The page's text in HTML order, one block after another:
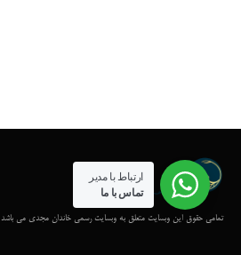
تمامی حقوق این وبسایت متعلق به وبسایت رسمی خاندان مجدی می باشد
ارتباط با مدیر
تماس با ما